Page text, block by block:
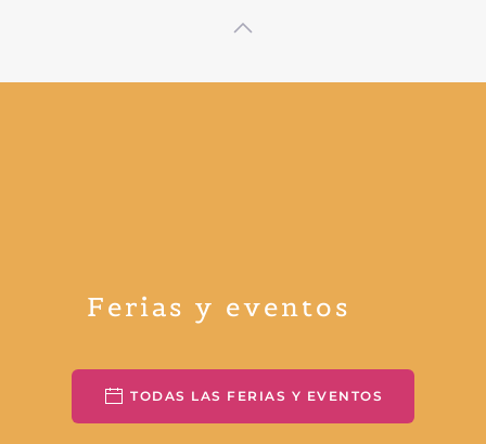
Ferias y eventos
TODAS LAS FERIAS Y EVENTOS